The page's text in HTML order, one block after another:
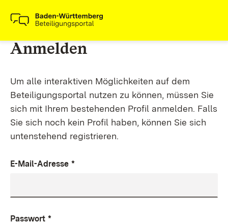
Anmelden
Um alle interaktiven Möglichkeiten auf dem
Beteiligungsportal nutzen zu können, müssen Sie
sich mit Ihrem bestehenden Profil anmelden. Falls
Sie sich noch kein Profil haben, können Sie sich
untenstehend registrieren.
E-Mail-Adresse *
Passwort *